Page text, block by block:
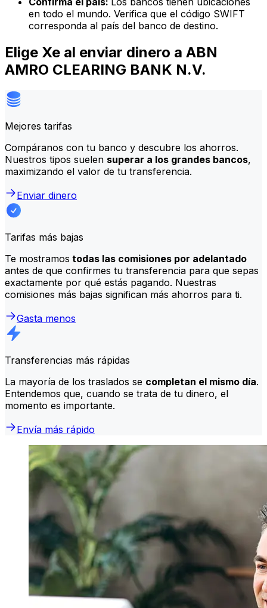
en todo el mundo. Verifica que el código SWIFT
corresponda al país del banco de destino.
Elige Xe al enviar dinero a ABN
AMRO CLEARING BANK N.V.
Mejores tarifas
Compáranos con tu banco y descubre los ahorros.
Nuestros tipos suelen superar a los grandes bancos,
maximizando el valor de tu transferencia.
Enviar dinero
Tarifas más bajas
Te mostramos todas las comisiones por adelantado
antes de que confirmes tu transferencia para que sepas
exactamente por qué estás pagando. Nuestras
comisiones más bajas significan más ahorros para ti.
Gasta menos
Transferencias más rápidas
La mayoría de los traslados se completan el mismo día.
Entendemos que, cuando se trata de tu dinero, el
momento es importante.
Envía más rápido